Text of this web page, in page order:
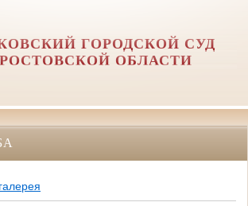
ГОРОДСКОЙ СУД
РОСТОВСКОЙ ОБЛАСТИ